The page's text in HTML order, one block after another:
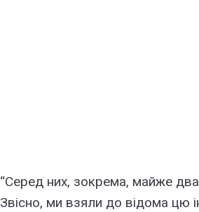
“Серед них, зокрема, майже два
Звісно, ми взяли до відома цю